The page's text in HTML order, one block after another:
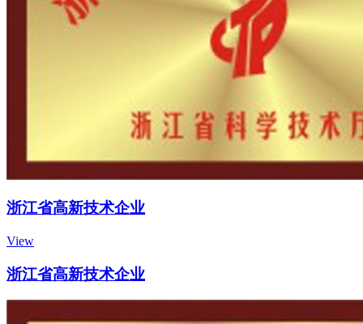
浙江省高新技术企业
View
浙江省高新技术企业